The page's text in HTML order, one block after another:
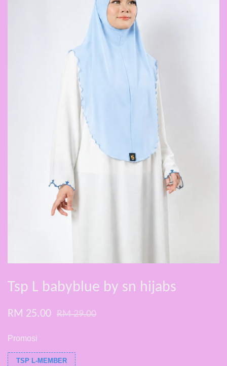
Tsp L babyblue by sn hijabs
RM 25.00 RM 29.00
Promosi
TSP L-MEMBER